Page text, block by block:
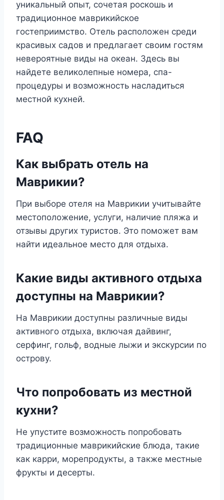
уникальный опыт, сочетая роскошь и
традиционное маврикийское
гостеприимство. Отель расположен среди
красивых садов и предлагает своим гостям
невероятные виды на океан. Здесь вы
найдете великолепные номера, спа-
процедуры и возможность насладиться
местной кухней.
FAQ
Как выбрать отель на
Маврикии?
При выборе отеля на Маврикии учитывайте
местоположение, услуги, наличие пляжа и
отзывы других туристов. Это поможет вам
найти идеальное место для отдыха.
Какие виды активного отдыха
доступны на Маврикии?
На Маврикии доступны различные виды
активного отдыха, включая дайвинг,
серфинг, гольф, водные лыжи и экскурсии по
острову.
Что попробовать из местной
кухни?
Не упустите возможность попробовать
традиционные маврикийские блюда, такие
как карри, морепродукты, а также местные
фрукты и десерты.